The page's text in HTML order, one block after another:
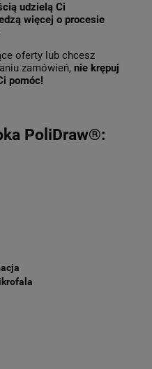
udzielą Ci
więcej o procesie
oferty lub chcesz
zamówień, nie krępuj
pomóc!
PoliDraw®: